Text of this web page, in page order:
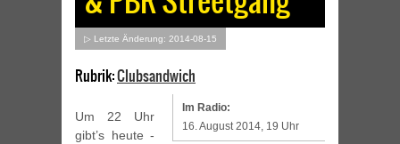
▷ Letzte Änderung: 2014-08-15
Rubrik:Clubsandwich
Im Radio:
16. August 2014, 19 Uhr
Um 22 Uhr
gibt’s heute -